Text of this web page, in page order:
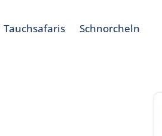
Tauchsafaris Schnorcheln